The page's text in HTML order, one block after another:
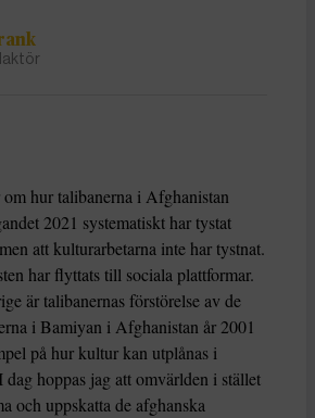
hur talibanerna i Afghanistan
2021 systematiskt har tystat
att kulturarbetarna inte har tystnat.
har flyttats till sociala plattformar.
är talibanernas förstörelse av de
i Bamiyan i Afghanistan år 2001
på hur kultur kan utplånas i
hoppas jag att omvärlden i stället
och uppskatta de afghanska